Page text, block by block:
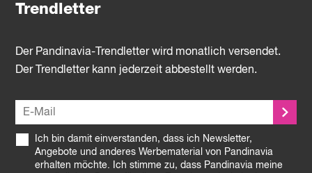
Trendletter
Der Pandinavia-Trendletter wird monatlich versendet.
Der Trendletter kann jederzeit abbestellt werden.
Ich bin damit einverstanden, dass ich Newsletter,
Angebote und anderes Werbematerial von Pandinavia
erhalten möchte. Ich stimme zu, dass Pandinavia meine